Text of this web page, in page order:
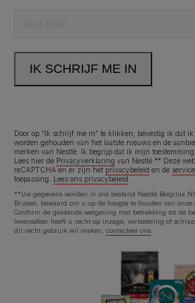
Door op “Ik schrijf me in” te klikken, bevestig ik dat ik
worden gehouden van het laatste nieuws en de
merken van Nestlé. Ik begrijp dat ik mijn
Lees hier de Privacyverklaring van Nestlé.** Deze
reCAPTCHA en er zijn het privacybeleid en de
toepassing. Lees ons privacybeleid
**Uw gegevens worden in ons bestand Nestlé Belgilux
Brussel, bewaard om u op de hoogte te houden van
Conform de geldende wetgeving met betrekking tot de
levenssfeer heeft u recht op inzage, verbetering of
dit recht gebruik wil maken, contacteer ons